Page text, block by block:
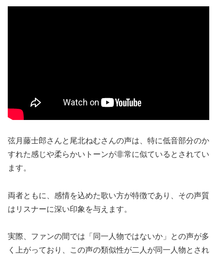
弦月藤士郎さんと尾北ねむさんの声は、特に低音部分のか
すれた感じや柔らかいトーンが非常に似ているとされてい
ます。
両者ともに、感情を込めた歌い方が特徴であり、その声質
はリスナーに深い印象を与えます。
実際、ファンの間では「同一人物ではないか」との声が多
く上がっており、この声の類似性が二人が同一人物とされ